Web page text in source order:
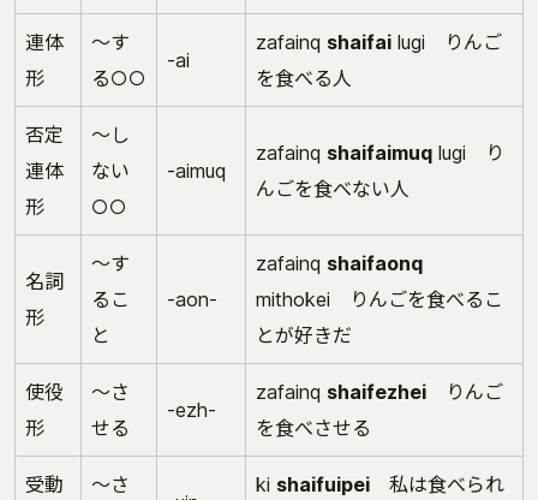
連体
形
～す
る○○
-ai
zafainq shaifai lugi りんご
を食べる人
否定
連体
形
～し
ない
○○
-aimuq
zafainq shaifaimuq lugi り
んごを食べない人
名詞
形
～す
るこ
と
-aon-
zafainq shaifaonq
mithokei りんごを食べるこ
とが好きだ
使役
形
～さ
せる
-ezh-
zafainq shaifezhei りんご
を食べさせる
受動
～さ
ki shaifuipei 私は食べられ